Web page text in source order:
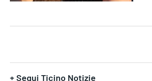
+ Segui Ticino Notizie